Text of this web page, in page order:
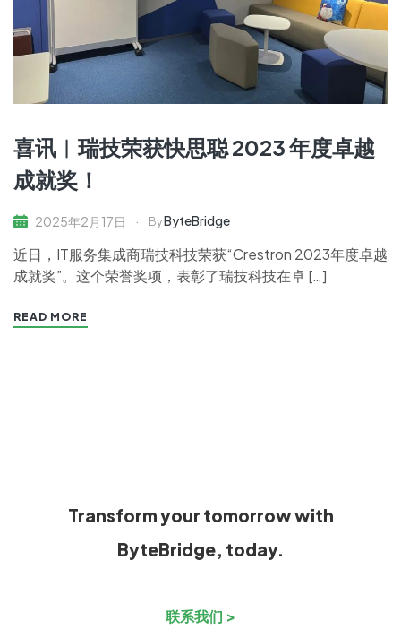
喜讯︱瑞技荣获快思聪 2023 年度卓越
成就奖！
2025年2月17日 ByByteBridge
近日，IT服务集成商瑞技科技荣获“Crestron 2023年度卓越
成就奖”。这个荣誉奖项，表彰了瑞技科技在卓 […]
READ MORE
Transform your tomorrow with
ByteBridge, today.
联系我们 >